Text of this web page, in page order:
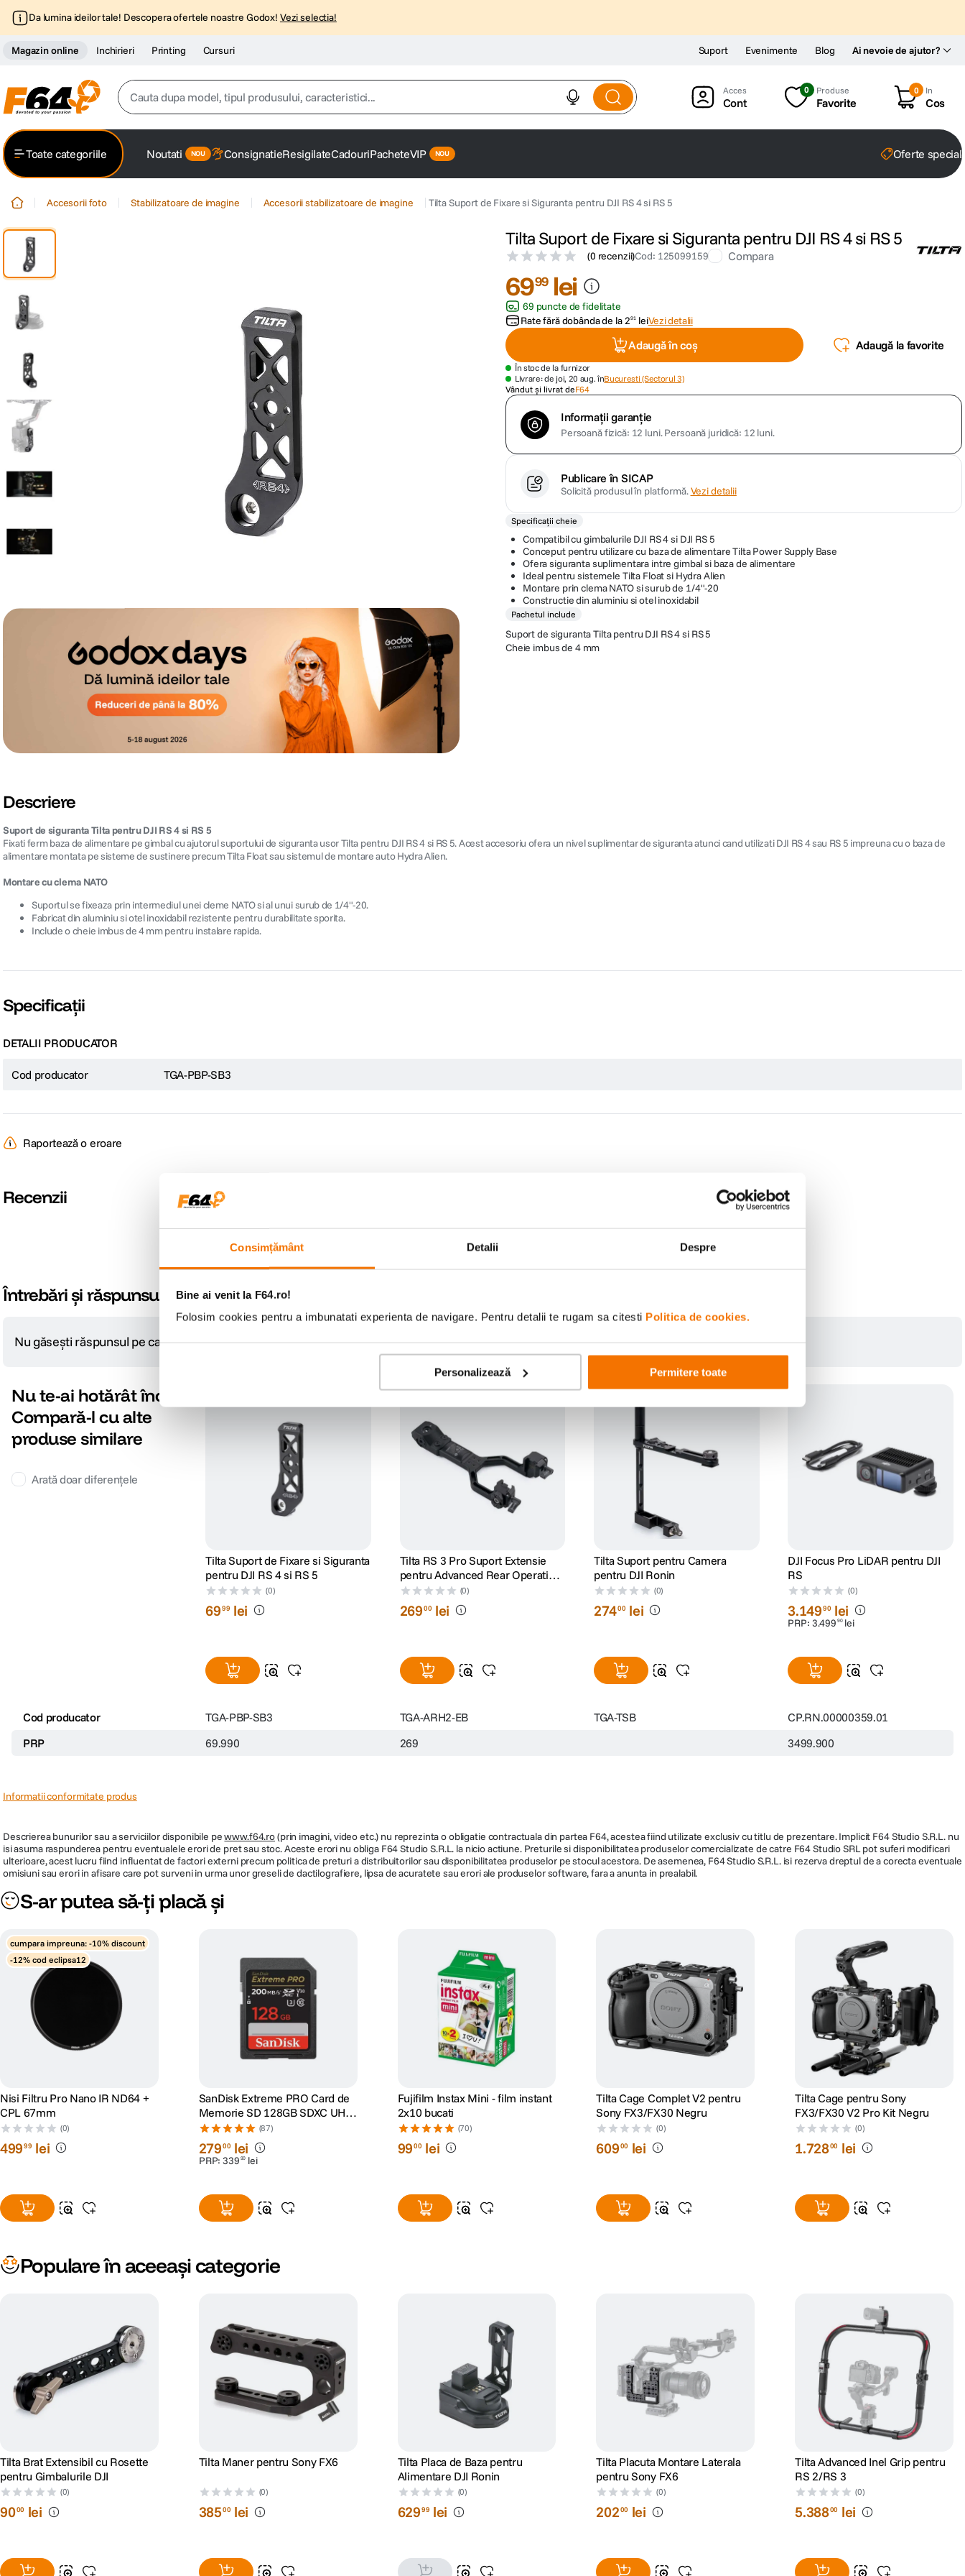
Consimțământ Detalii Despre
Bine ai venit la F64.ro!
Folosim cookies pentru a imbunatati experienta de navigare. Pentru detalii te rugam sa citesti Politica de cookies.
Personalizează Permitere toate
Da lumina ideilor tale! Descopera ofertele noastre Godox! Vezi selectia!
Magazin online Inchirieri Printing Cursuri Ai nevoie de ajutor?
Suport Evenimente Blog
Cauta dupa model, tipul produsului, caracteristici...
2. trepied
Cont
0 Produse
Favorite
0 In
Cos
Toate categoriile Noutati ConsignatieResigilateCadouriPacheteVIP Oferte
Accesorii foto Stabilizatoare de imagine Accesorii stabilizatoare de imagine Tilta Suport de Fixare si Siguranta pentru DJI RS 4 si RS 5
Tilta Suport de Fixare si Siguranta pentru DJI RS 4 si RS 5
(0 recenzii)Cod: 125099159 Compara
6999 lei
69 puncte de fidelitate
Rate fără dobânda de la291 leiVezi detalii
Adaugă în coș Adaugă la favorite
În stoc de la furnizor
Livrare: de joi, 20 aug. înBucuresti (Sectorul 3)
Vândut și livrat deF64
Informații garanție
Persoană fizică: 12 luni.Persoană juridică: 12 luni.
Publicare în SICAP
Solicită produsul în platformă.Vezi detalii
Specificații cheie
Compatibil cu gimbalurile DJI RS 4 si DJI RS 5
Conceput pentru utilizare cu baza de alimentare Tilta Power Supply Base
Ofera siguranta suplimentara intre gimbal si baza de alimentare
Ideal pentru sistemele Tilta Float si Hydra Alien
Montare prin clema NATO si surub de 1/4"-20
Constructie din aluminiu si otel inoxidabil
Pachetul include
Suport de siguranta Tilta pentru DJI RS 4 si RS 5
Cheie imbus de 4 mm
Descriere
Suport de siguranta Tilta pentru DJI RS 4 si RS 5
Fixati ferm baza de alimentare pe gimbal cu ajutorul suportului de siguranta usor Tilta pentru DJI RS 4 si RS 5. Acest accesoriu ofera un nivel suplimentar de siguranta atunci cand utilizati DJI RS 4 sau RS 5 impreuna cu o baza de
alimentare montata pe sisteme de sustinere precum Tilta Float sau sistemul de montare auto Hydra Alien.
Montare cu clema NATO
Suportul se fixeaza prin intermediul unei cleme NATO si al unui surub de 1/4"-20.
Fabricat din aluminiu si otel inoxidabil rezistente pentru durabilitate sporita.
Include o cheie imbus de 4 mm pentru instalare rapida.
Specificații
DETALII PRODUCATOR
Cod producator TGA-PBP-SB3
Raportează o eroare
Recenzii
Scrie prima recenzie
Întrebări și răspunsuri
Nu găsești răspunsul pe care îl cauți? Pune o întrebare
Nu te-ai hotărât încă?
Compară-l cu alte
produse similare
Arată doar diferențele
Tilta Suport de Fixare si Siguranta
pentru DJI RS 4 si RS 5
(0)
6999 lei
Tilta RS 3 Pro Suport Extensie
pentru Advanced Rear Operating
Control
(0)
26900 lei
Tilta Suport pentru Camera
pentru DJI Ronin
(0)
27400 lei
DJI Focus Pro LiDAR pentru DJI
RS
(0)
3.14990 lei
PRP: 3.499 90 lei
Cod producator TGA-PBP-SB3 TGA-ARH2-EB TGA-TSB
CP.RN.00000359.01
PRP
69.990 269 3499.900
Informatii conformitate produs
Descrierea bunurilor sau a serviciilor disponibile pewww.f64.ro(prin imagini, video etc.) nu reprezinta o obligatie contractuala din partea F64, acestea fiind utilizate exclusiv cu titlu de prezentare. Implicit F64 Studio S.R.L. nu
isi asuma raspunderea pentru eventualele erori de pret sau stoc. Aceste erori nu obliga F64 Studio S.R.L. la nicio actiune. Preturile si disponibilitatea produselor comercializate de catre F64 Studio SRL pot suferi modificari
ulterioare, acest lucru fiind influentat de factori externi precum politica de preturi a distribuitorilor sau disponibilitatea produselor pe stocul acestora. De asemenea, F64 Studio S.R.L. isi rezerva dreptul de a corecta eventuale
omisiuni sau erori in afisare care pot surveni in urma unor greseli de dactilografiere, lipsa de acuratete sau erori ale produselor software, fara a anunta in prealabil.
S-ar putea să-ți placă și
cumpara impreuna: -10% discount
-12% cod eclipsa12
Nisi Filtru Pro Nano IR ND64 +
CPL 67mm
(0)
49999 lei
SanDisk Extreme PRO Card de
Memorie SD 128GB SDXC UHS-
I Class 10 U3 V30 + 2 Ani
RescuePRO Deluxe
(87)
27900 lei
PRP:339 90 lei
Fujifilm Instax Mini - film instant
2x10 bucati
(70)
9900 lei
Tilta Cage Complet V2 pentru
Sony FX3/FX30 Negru
(0)
60900 lei
Tilta Cage pentru Sony
FX3/FX30 V2 Pro Kit Negru
(0)
1.72800 lei
Populare în aceeași categorie
Tilta Brat Extensibil cu Rosette
pentru Gimbalurile DJI
(0)
9000 lei
Tilta Maner pentru Sony FX6
(0)
38500 lei
Tilta Placa de Baza pentru
Alimentare DJI Ronin
(0)
62999 lei
Tilta Placuta Montare Laterala
pentru Sony FX6
(0)
20200 lei
Tilta Advanced Inel Grip pentru
RS 2/RS 3
(0)
5.38800 lei